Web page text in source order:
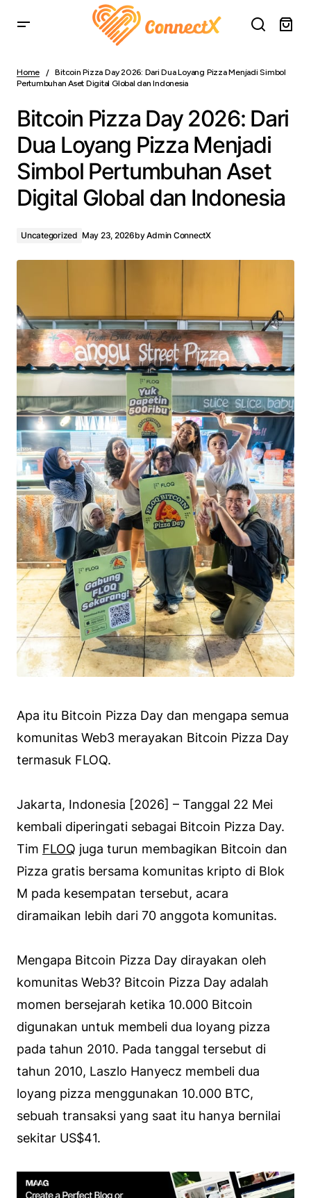
Simbol Pertumbuhan Aset Digital Global dan Indonesia
Home
Bitcoin Pizza Day 2026: Dari Dua Loyang Pizza Menjadi Simbol
Pertumbuhan Aset Digital Global dan Indonesia
Bitcoin Pizza Day 2026: Dari
Dua Loyang Pizza Menjadi
Simbol Pertumbuhan Aset
Digital Global dan Indonesia
Uncategorized May 23, 2026byAdmin ConnectX
Apa itu Bitcoin Pizza Day dan mengapa semua
komunitas Web3 merayakan Bitcoin Pizza Day
termasuk FLOQ.
Jakarta, Indonesia [2026] – Tanggal 22 Mei
kembali diperingati sebagai Bitcoin Pizza Day.
Tim FLOQ juga turun membagikan Bitcoin dan
Pizza gratis bersama komunitas kripto di Blok
M pada kesempatan tersebut, acara
diramaikan lebih dari 70 anggota komunitas.
Mengapa Bitcoin Pizza Day dirayakan oleh
komunitas Web3? Bitcoin Pizza Day adalah
momen bersejarah ketika 10.000 Bitcoin
digunakan untuk membeli dua loyang pizza
pada tahun 2010. Pada tanggal tersebut di
tahun 2010, Laszlo Hanyecz membeli dua
loyang pizza menggunakan 10.000 BTC,
sebuah transaksi yang saat itu hanya bernilai
sekitar US$41.